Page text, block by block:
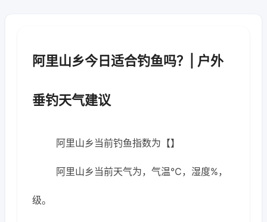
阿里山乡今日适合钓鱼吗？| 户外
垂钓天气建议
阿里山乡当前钓鱼指数为【】
阿里山乡当前天气为，气温℃，湿度%，
级。